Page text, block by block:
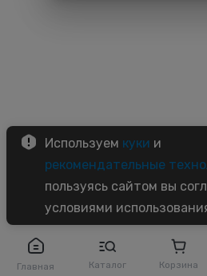
Главная Каталог Корзина
Используем куки и
рекомендательные
пользуясь сайтом вы
условиями